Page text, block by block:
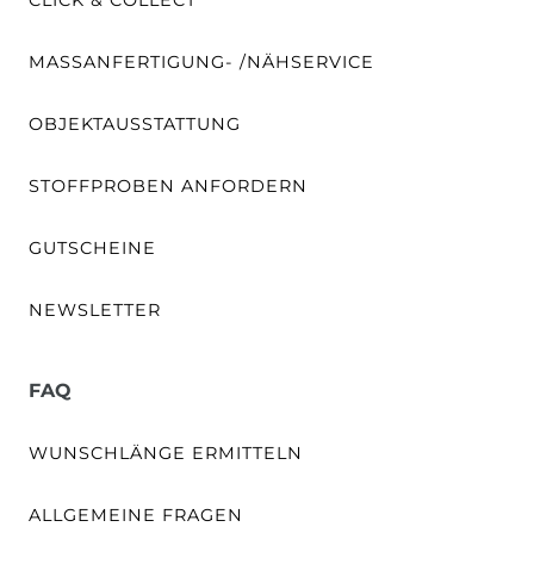
MASSANFERTIGUNG- /NÄHSERVICE
OBJEKTAUSSTATTUNG
STOFFPROBEN ANFORDERN
GUTSCHEINE
NEWSLETTER
FAQ
WUNSCHLÄNGE ERMITTELN
ALLGEMEINE FRAGEN